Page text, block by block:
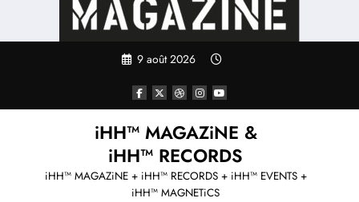
9 août 2026
iHH™ MAGAZiNE &
iHH™ RECORDS
iHH™ MAGAZiNE + iHH™ RECORDS + iHH™ EVENTS +
iHH™ MAGNETiCS